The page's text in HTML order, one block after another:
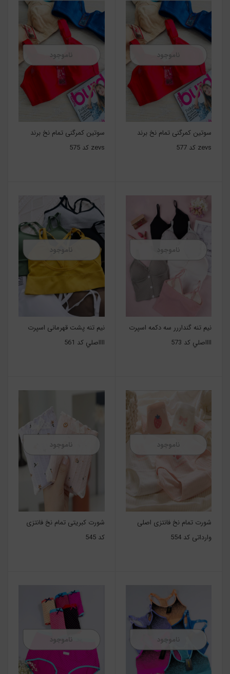
سوتین کمرگنی تمام نخ برند
zevs کد 577
ناموجود
سوتین کمرگنی تمام نخ برند
zevs کد 575
ناموجود
نیم تنه گنداررر سه دکمه اسپرت
ااااصلي کد 573
ناموجود
نیم تنه پشت قهرمانی اسپرت
ااااصلي کد 561
ناموجود
شورت تمام نخ فانتزی اصلی
وارداتی کد 554
ناموجود
شورت کبریتی تمام نخ فانتزی
کد 545
ناموجود
ناموجود ناموجود